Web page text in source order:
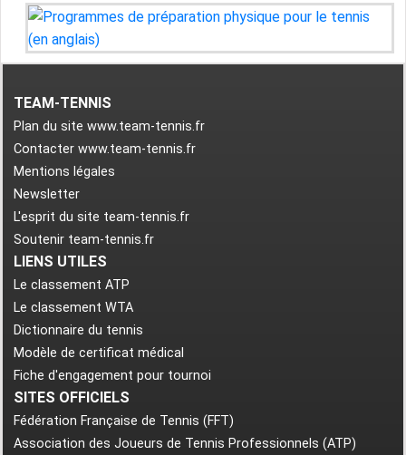
TEAM-TENNIS
Plan du site www.team-tennis.fr
Contacter www.team-tennis.fr
Mentions légales
Newsletter
L'esprit du site team-tennis.fr
Soutenir team-tennis.fr
LIENS UTILES
Le classement ATP
Le classement WTA
Dictionnaire du tennis
Modèle de certificat médical
Fiche d'engagement pour tournoi
SITES OFFICIELS
Fédération Française de Tennis (FFT)
Association des Joueurs de Tennis Professionnels (ATP)